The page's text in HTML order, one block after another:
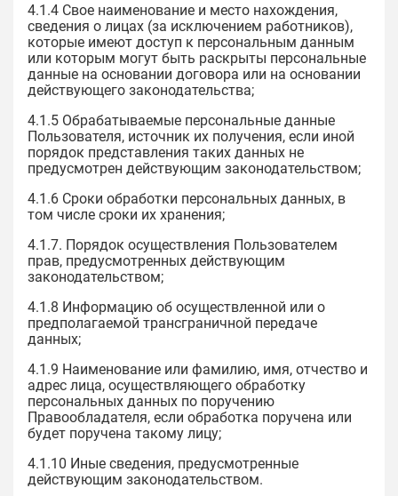
4.1.4 Свое наименование и место нахождения,
сведения о лицах (за исключением работников),
которые имеют доступ к персональным данным
или которым могут быть раскрыты персональные
данные на основании договора или на основании
действующего законодательства;
4.1.5 Обрабатываемые персональные данные
Пользователя, источник их получения, если иной
порядок представления таких данных не
предусмотрен действующим законодательством;
4.1.6 Сроки обработки персональных данных, в
том числе сроки их хранения;
4.1.7. Порядок осуществления Пользователем
прав, предусмотренных действующим
законодательством;
4.1.8 Информацию об осуществленной или о
предполагаемой трансграничной передаче
данных;
4.1.9 Наименование или фамилию, имя, отчество и
адрес лица, осуществляющего обработку
персональных данных по поручению
Правообладателя, если обработка поручена или
будет поручена такому лицу;
4.1.10 Иные сведения, предусмотренные
действующим законодательством.